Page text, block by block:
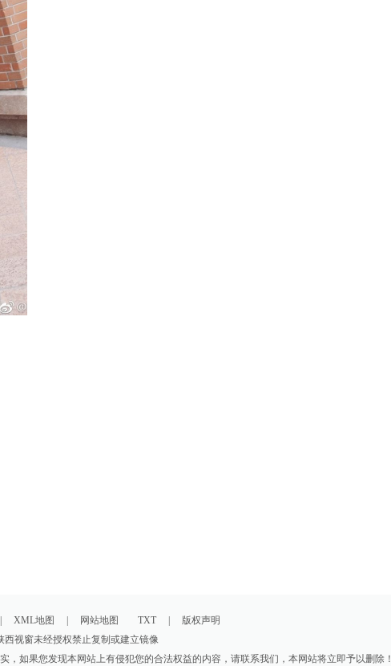
XML地图 网站地图 TXT
版权声明
西视窗未经授权禁止复制或建立镜像
如果您发现本网站上有侵犯您的合法权益的内容，请联系我们，本网站将立即予以删除！